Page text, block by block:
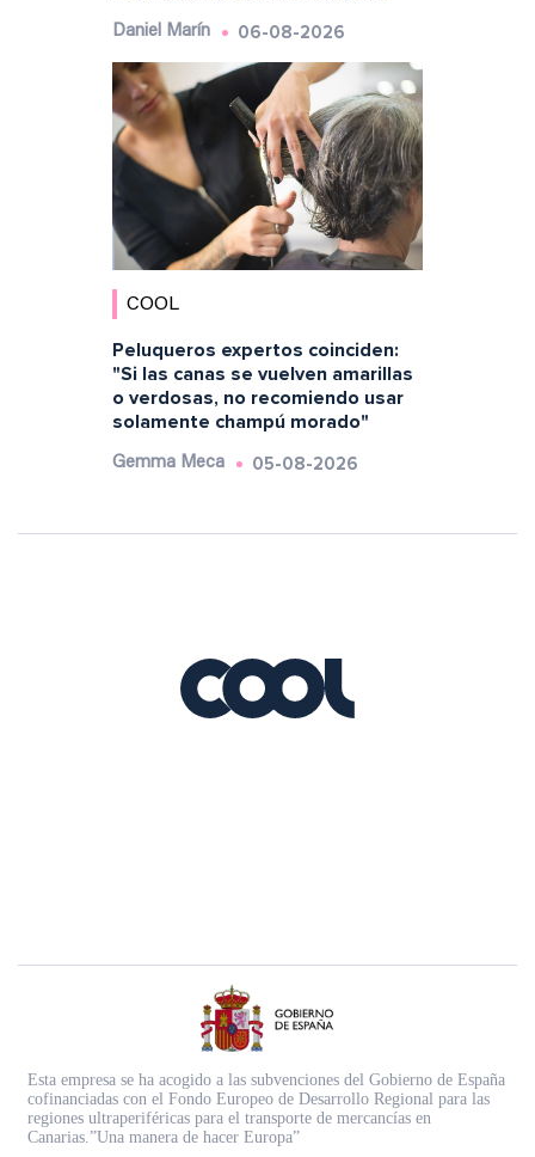
Daniel Marín 06-08-2026
COOL
Peluqueros expertos coinciden:
"Si las canas se vuelven amarillas
o verdosas, no recomiendo usar
solamente champú morado"
Gemma Meca 05-08-2026
Esta empresa se ha acogido a las subvenciones del Gobierno de España
cofinanciadas con el Fondo Europeo de Desarrollo Regional para las
regiones ultraperiféricas para el transporte de mercancías en
Canarias.”Una manera de hacer Europa”